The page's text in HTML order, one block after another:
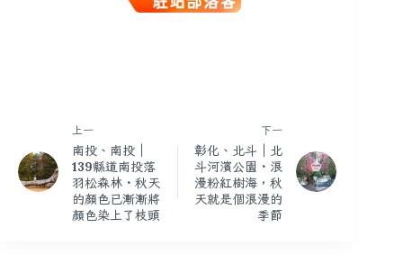
上一
南投、南投｜
139縣道南投落
羽松森林・秋天
的顏色已漸漸將
顏色染上了枝頭
下一
彰化、北斗｜北
斗河濱公園・浪
漫粉紅樹海，秋
天就是個浪漫的
季節